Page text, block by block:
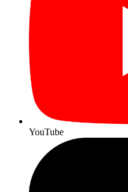
YouTube